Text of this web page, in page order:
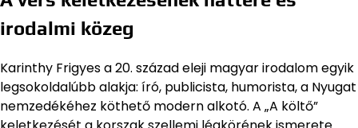
irodalmi közeg
Karinthy Frigyes a 20. század eleji magyar irodalom egyik
legsokoldalúbb alakja: író, publicista, humorista, a Nyugat
nemzedékéhez köthető modern alkotó. A „A költő”